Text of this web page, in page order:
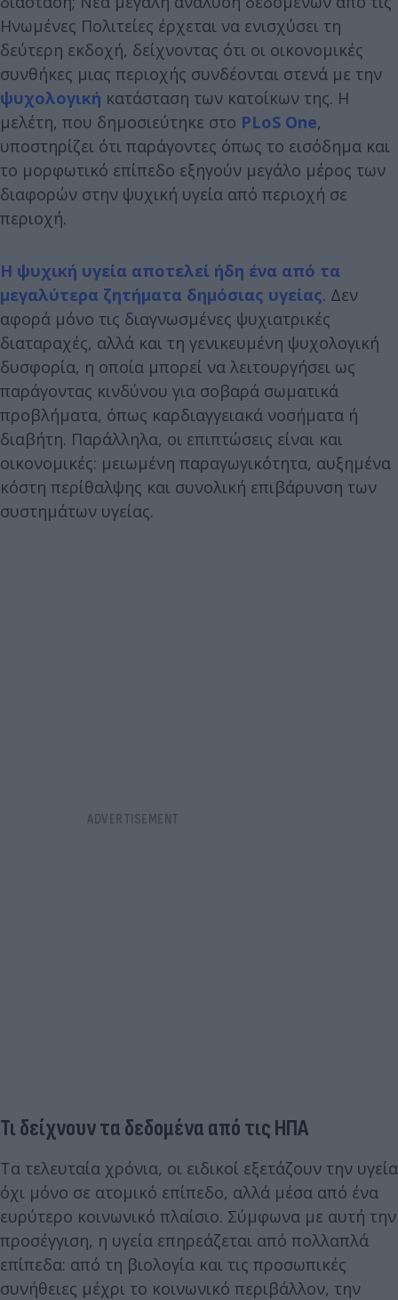
Ηνωμένες Πολιτείες έρχεται να ενισχύσει τη
δεύτερη εκδοχή, δείχνοντας ότι οι οικονομικές
συνθήκες μιας περιοχής συνδέονται στενά με την
ψυχολογική κατάσταση των κατοίκων της. Η
μελέτη, που δημοσιεύτηκε στο PLoS One,
υποστηρίζει ότι παράγοντες όπως το εισόδημα και
το μορφωτικό επίπεδο εξηγούν μεγάλο μέρος των
διαφορών στην ψυχική υγεία από περιοχή σε
περιοχή.
Η ψυχική υγεία αποτελεί ήδη ένα από τα
μεγαλύτερα ζητήματα δημόσιας υγείας. Δεν
αφορά μόνο τις διαγνωσμένες ψυχιατρικές
διαταραχές, αλλά και τη γενικευμένη ψυχολογική
δυσφορία, η οποία μπορεί να λειτουργήσει ως
παράγοντας κινδύνου για σοβαρά σωματικά
προβλήματα, όπως καρδιαγγειακά νοσήματα ή
διαβήτη. Παράλληλα, οι επιπτώσεις είναι και
οικονομικές: μειωμένη παραγωγικότητα, αυξημένα
κόστη περίθαλψης και συνολική επιβάρυνση των
συστημάτων υγείας.
Τι δείχνουν τα δεδομένα από τις ΗΠΑ
Τα τελευταία χρόνια, οι ειδικοί εξετάζουν την υγεία
όχι μόνο σε ατομικό επίπεδο, αλλά μέσα από ένα
ευρύτερο κοινωνικό πλαίσιο. Σύμφωνα με αυτή την
προσέγγιση, η υγεία επηρεάζεται από πολλαπλά
επίπεδα: από τη βιολογία και τις προσωπικές
συνήθειες μέχρι το κοινωνικό περιβάλλον, την